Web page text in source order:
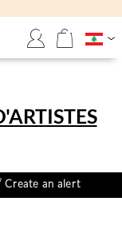
Create an alert